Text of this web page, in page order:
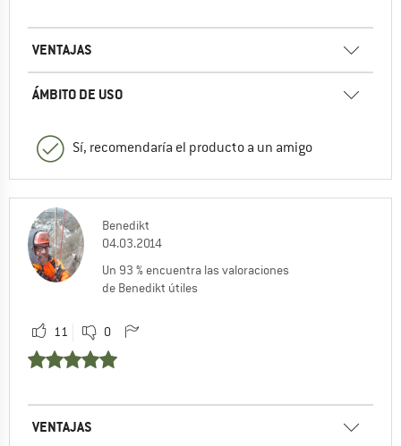
VENTAJAS
ÁMBITO DE USO
Sí, recomendaría el producto a un amigo
Benedikt
04.03.2014
Un 93 % encuentra las valoraciones
de Benedikt útiles
11 0
VENTAJAS